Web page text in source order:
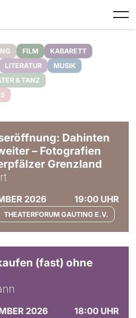
FILM
KABARETT
LITERATUR
MUSIK
& TANZ
Dahinten
– Fotografien
Grenzland
2026 19:00 UHR
THEATERFORUM GAUTING E.V.
(fast) ohne
2026 18:00 UHR